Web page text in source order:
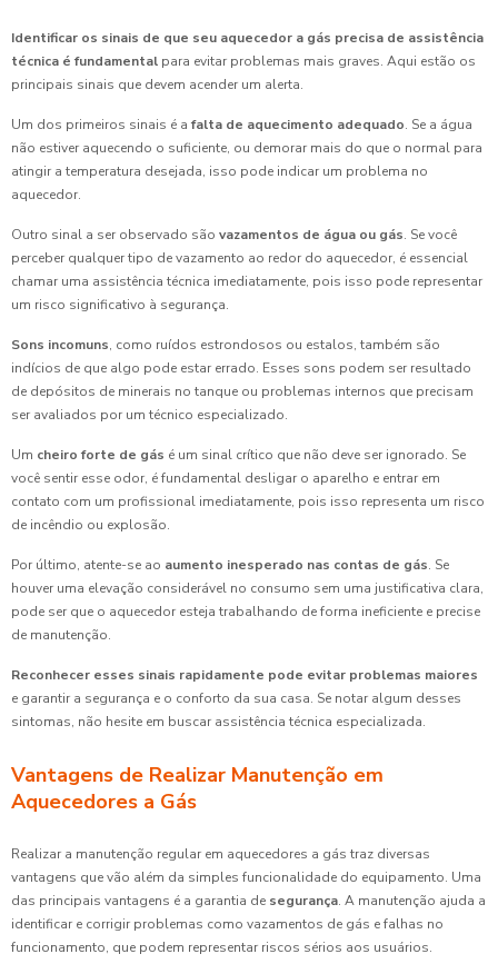
Identificar os sinais de que seu aquecedor a gás precisa de assistência
técnica é fundamental para evitar problemas mais graves. Aqui estão os
principais sinais que devem acender um alerta.
Um dos primeiros sinais é a falta de aquecimento adequado. Se a água
não estiver aquecendo o suficiente, ou demorar mais do que o normal para
atingir a temperatura desejada, isso pode indicar um problema no
aquecedor.
Outro sinal a ser observado são vazamentos de água ou gás. Se você
perceber qualquer tipo de vazamento ao redor do aquecedor, é essencial
chamar uma assistência técnica imediatamente, pois isso pode representar
um risco significativo à segurança.
Sons incomuns, como ruídos estrondosos ou estalos, também são
indícios de que algo pode estar errado. Esses sons podem ser resultado
de depósitos de minerais no tanque ou problemas internos que precisam
ser avaliados por um técnico especializado.
Um cheiro forte de gás é um sinal crítico que não deve ser ignorado. Se
você sentir esse odor, é fundamental desligar o aparelho e entrar em
contato com um profissional imediatamente, pois isso representa um risco
de incêndio ou explosão.
Por último, atente-se ao aumento inesperado nas contas de gás. Se
houver uma elevação considerável no consumo sem uma justificativa clara,
pode ser que o aquecedor esteja trabalhando de forma ineficiente e precise
de manutenção.
Reconhecer esses sinais rapidamente pode evitar problemas maiores
e garantir a segurança e o conforto da sua casa. Se notar algum desses
sintomas, não hesite em buscar assistência técnica especializada.
Vantagens de Realizar Manutenção em
Aquecedores a Gás
Realizar a manutenção regular em aquecedores a gás traz diversas
vantagens que vão além da simples funcionalidade do equipamento. Uma
das principais vantagens é a garantia de segurança. A manutenção ajuda a
identificar e corrigir problemas como vazamentos de gás e falhas no
funcionamento, que podem representar riscos sérios aos usuários.